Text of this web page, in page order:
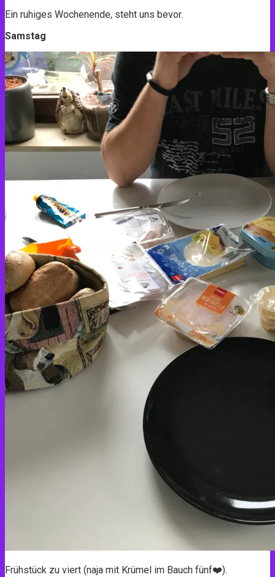
Ein ruhiges Wochenende, steht uns bevor.
Samstag
Frühstück zu viert (naja mit Krümel im Bauch fünf❤️).